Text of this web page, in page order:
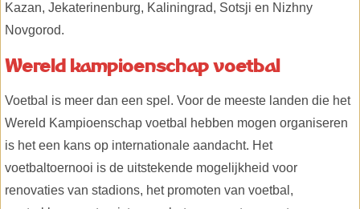
Kazan, Jekaterinenburg, Kaliningrad, Sotsji en Nizhny
Novgorod.
Wereld kampioenschap voetbal
Voetbal is meer dan een spel. Voor de meeste landen die het
Wereld Kampioenschap voetbal hebben mogen organiseren
is het een kans op internationale aandacht. Het
voetbaltoernooi is de uitstekende mogelijkheid voor
renovaties van stadions, het promoten van voetbal,